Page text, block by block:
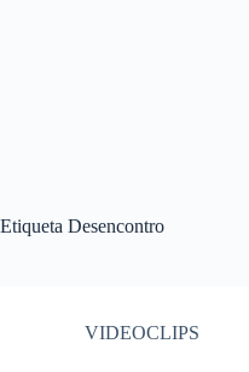
Etiqueta Desencontro
VIDEOCLIPS